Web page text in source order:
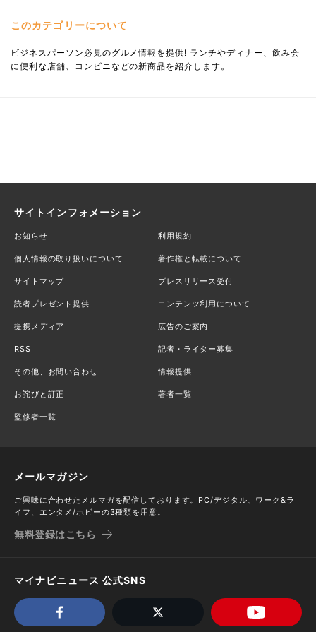
このカテゴリーについて
ビジネスパーソン必見のグルメ情報を提供! ランチやディナー、飲み会
に便利な店舗、コンビニなどの新商品を紹介します。
サイトインフォメーション
お知らせ 利用規約
個人情報の取り扱いについて 著作権と転載について
サイトマップ プレスリリース受付
読者プレゼント提供 コンテンツ利用について
提携メディア 広告のご案内
RSS 記者・ライター募集
その他、お問い合わせ 情報提供
お詫びと訂正 著者一覧
監修者一覧
メールマガジン
ご興味に合わせたメルマガを配信しております。PC/デジタル、ワーク&ラ
イフ、エンタメ/ホビーの3種類を用意。
無料登録はこちら
マイナビニュース 公式SNS